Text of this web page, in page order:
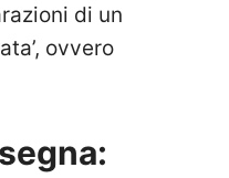
di un
ovvero